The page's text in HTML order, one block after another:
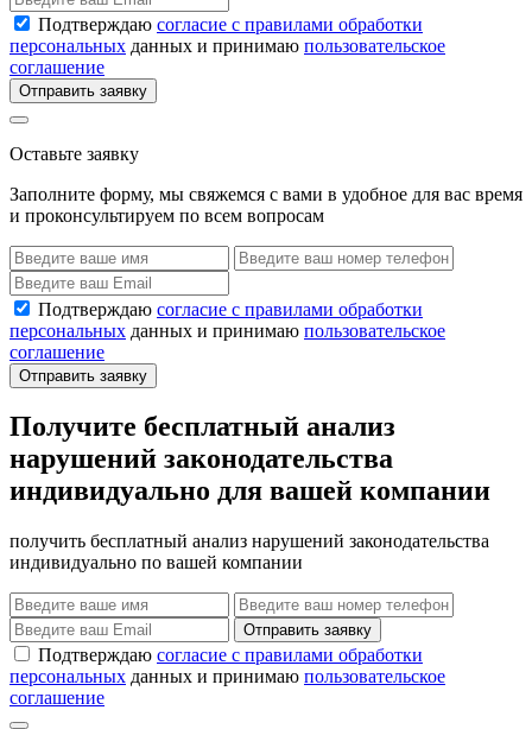
Подтверждаю согласие с правилами обработки
персональных данных и принимаю пользовательское
соглашение
Отправить заявку
Оставьте заявку
Заполните форму, мы свяжемся с вами в удобное для вас время
и проконсультируем по всем вопросам
Подтверждаю согласие с правилами обработки
персональных данных и принимаю пользовательское
соглашение
Отправить заявку
Получите бесплатный анализ
нарушений законодательства
индивидуально для вашей компании
получить бесплатный анализ нарушений законодательства
индивидуально по вашей компании
Отправить заявку
Подтверждаю согласие с правилами обработки
персональных данных и принимаю пользовательское
соглашение